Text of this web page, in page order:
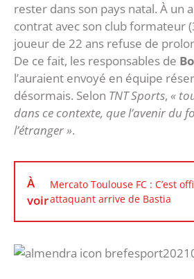
rester dans son pays natal. À un
contrat avec son club formateur
joueur de 22 ans refuse de
De ce fait, les responsables de
l’auraient envoyé en équipe
désormais. Selon TNT Sports, «
dans ce contexte, que l’avenir du
l’étranger ».
À
voir
Mercato Toulouse FC : C’est
attaquant arrive de Bastia